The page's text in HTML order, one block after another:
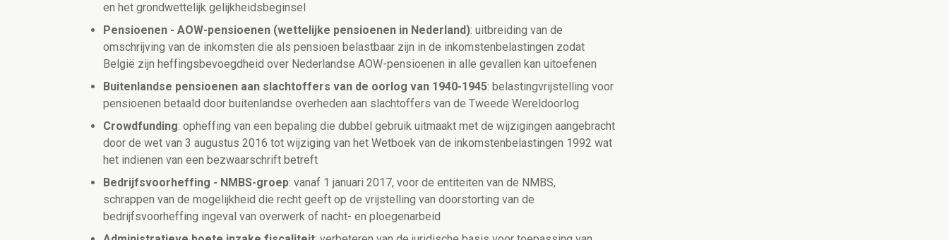
en het grondwettelijk gelijkheidsbeginsel
Pensioenen - AOW-pensioenen (wettelijke pensioenen in Nederland): uitbreiding van de
omschrijving van de inkomsten die als pensioen belastbaar zijn in de inkomstenbelastingen zodat
België zijn heffingsbevoegdheid over Nederlandse AOW-pensioenen in alle gevallen kan uitoefenen
Buitenlandse pensioenen aan slachtoffers van de oorlog van 1940-1945: belastingvrijstelling voor
pensioenen betaald door buitenlandse overheden aan slachtoffers van de Tweede Wereldoorlog
Crowdfunding: opheffing van een bepaling die dubbel gebruik uitmaakt met de wijzigingen aangebracht
door de wet van 3 augustus 2016 tot wijziging van het Wetboek van de inkomstenbelastingen 1992 wat
het indienen van een bezwaarschrift betreft
Bedrijfsvoorheffing - NMBS-groep: vanaf 1 januari 2017, voor de entiteiten van de NMBS,
schrappen van de mogelijkheid die recht geeft op de vrijstelling van doorstorting van de
bedrijfsvoorheffing ingeval van overwerk of nacht- en ploegenarbeid